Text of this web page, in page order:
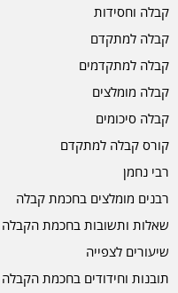
קבלה וחסידות
קבלה למתקדם
קבלה למתקדמים
קבלה מומלצים
קבלה סיכומים
קורס קבלה למתקדם
רבי נחמן
רבנים מומלצים בחכמת קבלה
שאלות ותשובות בחכמת הקבלה
שיעורים לצפייה
תובנות וחידודים בחכמת הקבלה